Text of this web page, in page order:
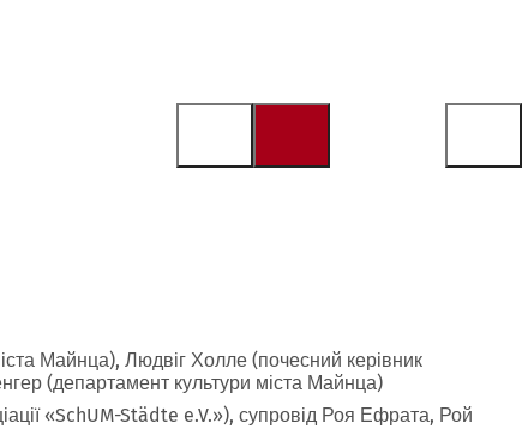
Майнца), Людвіг Холле (почесний керівник
(департамент культури міста Майнца)
«SchUM-Städte e.V.»), супровід Роя Ефрата, Рой